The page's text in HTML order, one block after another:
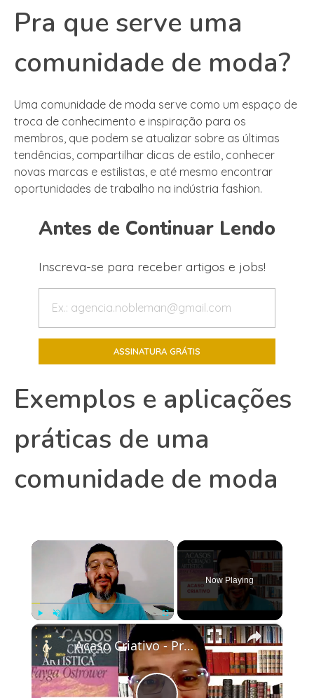
Pra que serve uma
comunidade de moda?
Uma comunidade de moda serve como um espaço de
troca de conhecimento e inspiração para os
membros, que podem se atualizar sobre as últimas
tendências, compartilhar dicas de estilo, conhecer
novas marcas e estilistas, e até mesmo encontrar
oportunidades de trabalho na indústria fashion.
Antes de Continuar Lendo
Inscreva-se para receber artigos e jobs!
Exemplos e aplicações
práticas de uma
comunidade de moda
×
Play Unmute
Now Playing
×
Acaso Criativo - Primeiro capitulo do livro Acasos e criação artística